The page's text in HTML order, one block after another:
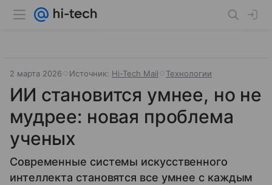
2 марта 2026 Источник: Hi-Tech Mail Технологии
ИИ становится умнее, но не
мудрее: новая проблема
ученых
Современные системы искусственного
интеллекта становятся все умнее с каждым